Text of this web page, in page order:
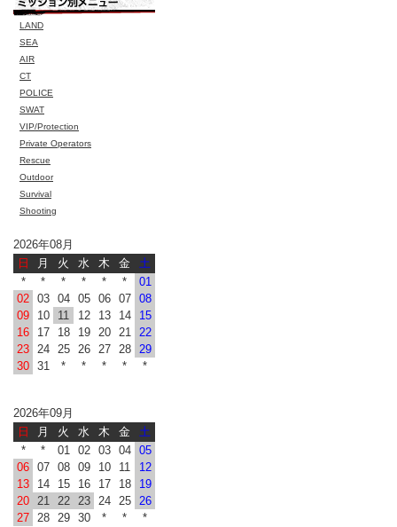
LAND
SEA
AIR
CT
POLICE
SWAT
VIP/Protection
Private Operators
Rescue
Outdoor
Survival
Shooting
2026年08月
日
月 火 水 木 金
土
*
* * * * *
01
02 03 04 05 06 07
08
09
10 11 12 13 14
15
16
17 18 19 20 21
22
23
24 25 26 27 28
29
30 31 * * * * *
2026年09月
日
月 火 水 木 金
土
*
* 01 02 03 04
05
06 07 08 09 10 11
12
13
14 15 16 17 18
19
20
21 22 23 24 25
26
27
28 29 30 * * *